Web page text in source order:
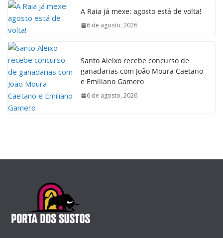
A Raia já mexe: agosto está de volta!
6 de agosto, 2026
Santo Aleixo recebe concurso de
ganadarias com João Moura Caetano
e Emiliano Gamero
6 de agosto, 2026